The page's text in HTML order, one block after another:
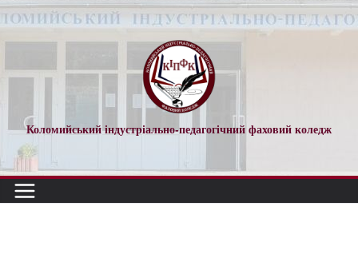
Перейти
до
Коломийський індустріально-педагогічний фаховий коледж